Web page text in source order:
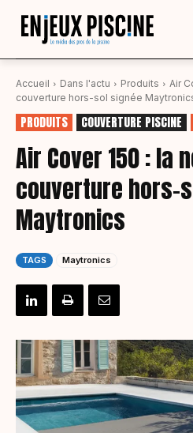
Accueil Dans l'actu Produits
Air
couverture hors-sol signée
PRODUITS COUVERTURE PISCINE
Air Cover 150 : la
couverture hors-
Maytronics
TAGS Maytronics